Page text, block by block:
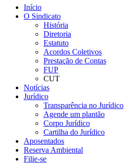
Início
O Sindicato
História
Diretoria
Estatuto
Acordos Coletivos
Prestação de Contas
FUP
CUT
Notícias
Jurídico
Transparência no Jurídico
Agende um plantão
Corpo Jurídico
Cartilha do Jurídico
Aposentados
Reserva Ambiental
Filie-se